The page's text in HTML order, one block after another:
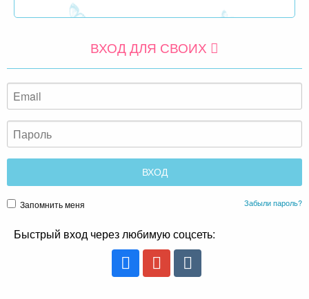
ВХОД ДЛЯ СВОИХ
Запомнить меня Забыли пароль?
Быстрый вход через любимую соцсеть: